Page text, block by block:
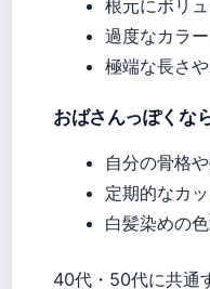
根元にボリ
過度なカラ
極端な長さ
おばさんっぽくな
自分の骨格
定期的なカ
白髪染めの
40代・50代に共通